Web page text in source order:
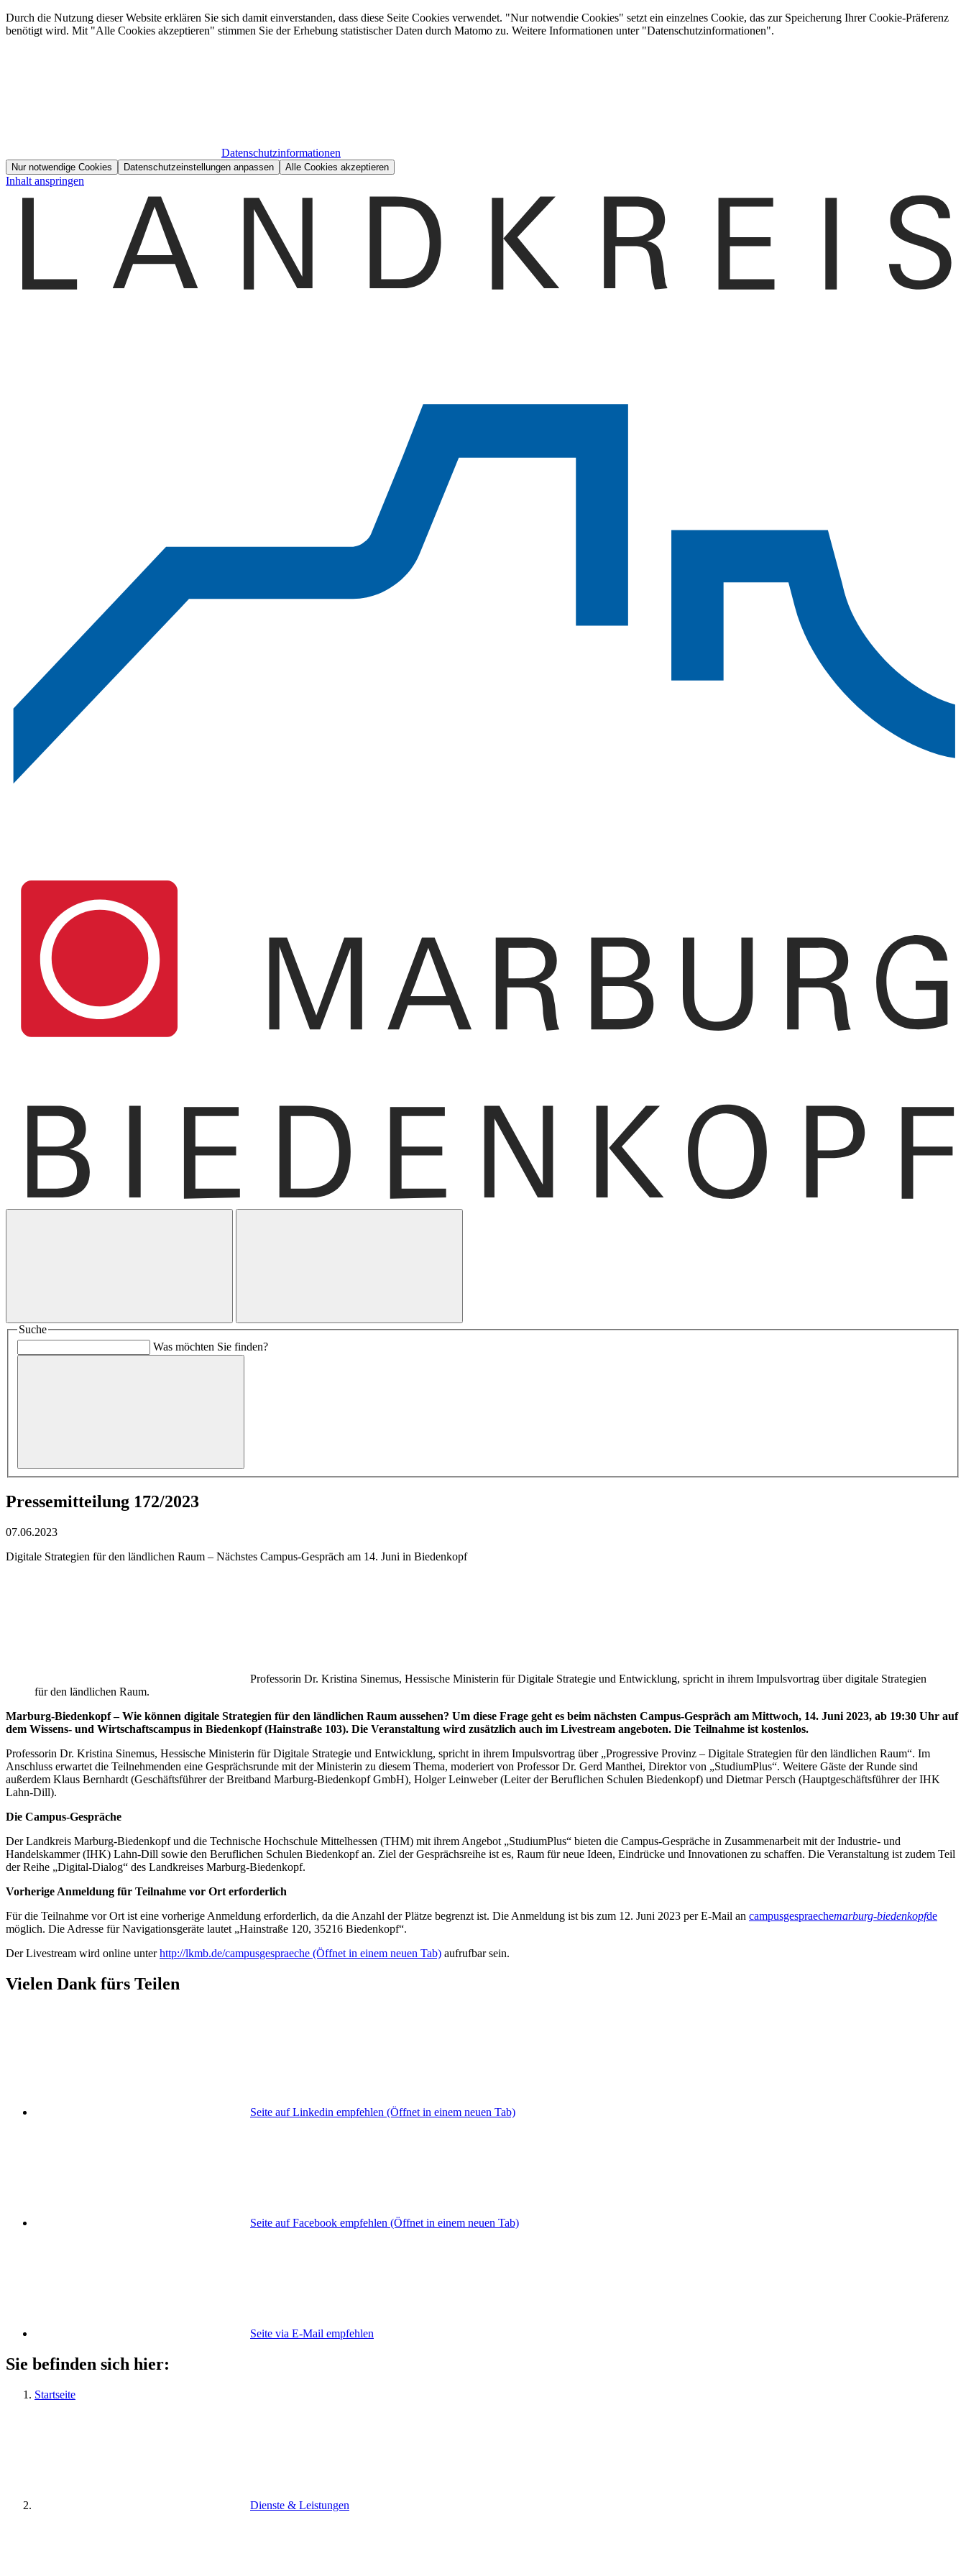
Durch die Nutzung dieser Website erklären Sie sich damit einverstanden, dass diese Seite Cookies verwendet. "Nur notwendie Cookies" setzt ein einzelnes Cookie, das zur Speicherung Ihrer Cookie-Präferenz
benötigt wird. Mit "Alle Cookies akzeptieren" stimmen Sie der Erhebung statistischer Daten durch Matomo zu. Weitere Informationen unter "Datenschutzinformationen".
Datenschutzinformationen
Nur notwendige Cookies Datenschutzeinstellungen anpassen Alle Cookies akzeptieren
Inhalt anspringen
Suche
Was möchten Sie finden?
Pressemitteilung 172/2023
07.06.2023
Digitale Strategien für den ländlichen Raum – Nächstes Campus-Gespräch am 14. Juni in Biedenkopf
Professorin Dr. Kristina Sinemus, Hessische Ministerin für Digitale Strategie und Entwicklung, spricht in ihrem Impulsvortrag über digitale Strategien
für den ländlichen Raum.
Marburg-Biedenkopf – Wie können digitale Strategien für den ländlichen Raum aussehen? Um diese Frage geht es beim nächsten Campus-Gespräch am Mittwoch, 14. Juni 2023, ab 19:30 Uhr auf
dem Wissens- und Wirtschaftscampus in Biedenkopf (Hainstraße 103). Die Veranstaltung wird zusätzlich auch im Livestream angeboten. Die Teilnahme ist kostenlos.
Professorin Dr. Kristina Sinemus, Hessische Ministerin für Digitale Strategie und Entwicklung, spricht in ihrem Impulsvortrag über „Progressive Provinz – Digitale Strategien für den ländlichen Raum“. Im
Anschluss erwartet die Teilnehmenden eine Gesprächsrunde mit der Ministerin zu diesem Thema, moderiert von Professor Dr. Gerd Manthei, Direktor von „StudiumPlus“. Weitere Gäste der Runde sind
außerdem Klaus Bernhardt (Geschäftsführer der Breitband Marburg-Biedenkopf GmbH), Holger Leinweber (Leiter der Beruflichen Schulen Biedenkopf) und Dietmar Persch (Hauptgeschäftsführer der IHK
Lahn-Dill).
Die Campus-Gespräche
Der Landkreis Marburg-Biedenkopf und die Technische Hochschule Mittelhessen (THM) mit ihrem Angebot „StudiumPlus“ bieten die Campus-Gespräche in Zusammenarbeit mit der Industrie- und
Handelskammer (IHK) Lahn-Dill sowie den Beruflichen Schulen Biedenkopf an. Ziel der Gesprächsreihe ist es, Raum für neue Ideen, Eindrücke und Innovationen zu schaffen. Die Veranstaltung ist zudem Teil
der Reihe „Digital-Dialog“ des Landkreises Marburg-Biedenkopf.
Vorherige Anmeldung für Teilnahme vor Ort erforderlich
Für die Teilnahme vor Ort ist eine vorherige Anmeldung erforderlich, da die Anzahl der Plätze begrenzt ist. Die Anmeldung ist bis zum 12. Juni 2023 per E-Mail an campusgespraechemarburg-biedenkopfde
möglich. Die Adresse für Navigationsgeräte lautet „Hainstraße 120, 35216 Biedenkopf“.
Der Livestream wird online unterhttp://lkmb.de/campusgespraeche (Öffnet in einem neuen Tab) aufrufbar sein.
Vielen Dank fürs Teilen
Seite auf Linkedin empfehlen (Öffnet in einem neuen Tab)
Seite auf Facebook empfehlen (Öffnet in einem neuen Tab)
Seite via E-Mail empfehlen
Sie befinden sich hier:
Startseite
Dienste & Leistungen